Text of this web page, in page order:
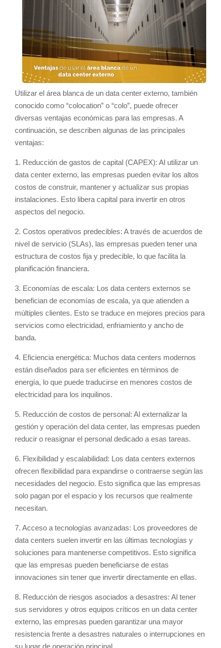
Utilizar el área blanca de un data center externo, también
conocido como “colocation” o “colo”, puede ofrecer
diversas ventajas económicas para las empresas. A
continuación, se describen algunas de las principales
ventajas:
1. Reducción de gastos de capital (CAPEX): Al utilizar un
data center externo, las empresas pueden evitar los altos
costos de construir, mantener y actualizar sus propias
instalaciones. Esto libera capital para invertir en otros
aspectos del negocio.
2. Costos operativos predecibles: A través de acuerdos de
nivel de servicio (SLAs), las empresas pueden tener una
estructura de costos fija y predecible, lo que facilita la
planificación financiera.
3. Economías de escala: Los data centers externos se
benefician de economías de escala, ya que atienden a
múltiples clientes. Esto se traduce en mejores precios para
servicios como electricidad, enfriamiento y ancho de
banda.
4. Eficiencia energética: Muchos data centers modernos
están diseñados para ser eficientes en términos de
energía, lo que puede traducirse en menores costos de
electricidad para los inquilinos.
5. Reducción de costos de personal: Al externalizar la
gestión y operación del data center, las empresas pueden
reducir o reasignar el personal dedicado a esas tareas.
6. Flexibilidad y escalabilidad: Los data centers externos
ofrecen flexibilidad para expandirse o contraerse según las
necesidades del negocio. Esto significa que las empresas
solo pagan por el espacio y los recursos que realmente
necesitan.
7. Acceso a tecnologías avanzadas: Los proveedores de
data centers suelen invertir en las últimas tecnologías y
soluciones para mantenerse competitivos. Esto significa
que las empresas pueden beneficiarse de estas
innovaciones sin tener que invertir directamente en ellas.
8. Reducción de riesgos asociados a desastres: Al tener
sus servidores y otros equipos críticos en un data center
externo, las empresas pueden garantizar una mayor
resistencia frente a desastres naturales o interrupciones en
su lugar de operación principal.